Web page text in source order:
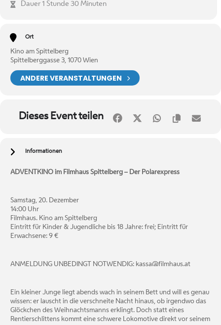
Dauer 1 Stunde 30 Minuten
Ort
Kino am Spittelberg
Spittelberggasse 3, 1070 Wien
ANDERE VERANSTALTUNGEN
Dieses Event teilen
Informationen
ADVENTKINO im Filmhaus Spittelberg – Der Polarexpress
Samstag, 20. Dezember
14:00 Uhr
Filmhaus. Kino am Spittelberg
Eintritt für Kinder & Jugendliche bis 18 Jahre: frei; Eintritt für
Erwachsene: 9 €
ANMELDUNG UNBEDINGT NOTWENDIG: kassa@filmhaus.at
Ein kleiner Junge liegt abends wach in seinem Bett und will es genau
wissen: er lauscht in die verschneite Nacht hinaus, ob irgendwo das
Glöckchen des Weihnachtsmanns erklingt. Doch statt eines
Rentierschlittens kommt eine schwere Lokomotive direkt vor seinem